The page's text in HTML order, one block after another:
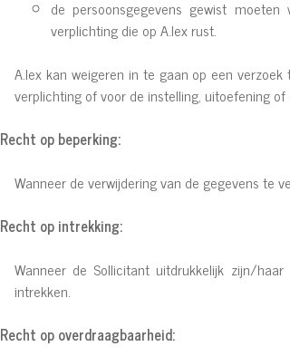
de persoonsgegevens gewist
verplichting die op A.lex rust.
A.lex kan weigeren in te gaan op een
verplichting of voor de instelling, uitoefening
Recht op beperking:
Wanneer de verwijdering van de gegevens te
Recht op intrekking:
Wanneer de Sollicitant uitdrukkelijk zijn/
intrekken.
Recht op overdraagbaarheid: